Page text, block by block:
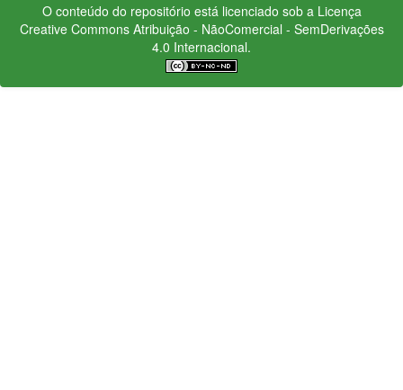
O conteúdo do repositório está licenciado sob a Licença
Creative CommonsAtribuição - NãoComercial - SemDerivações
4.0 Internacional.